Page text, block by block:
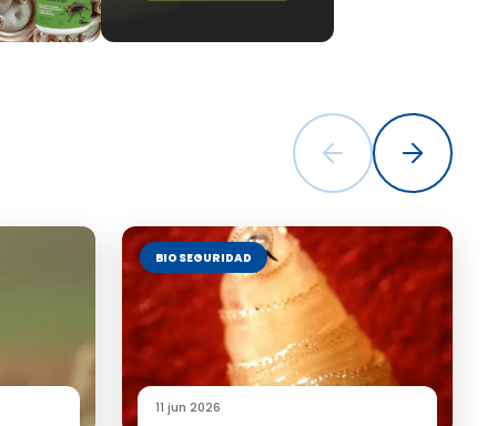
el
BIOSEGURIDAD
11 jun 2026